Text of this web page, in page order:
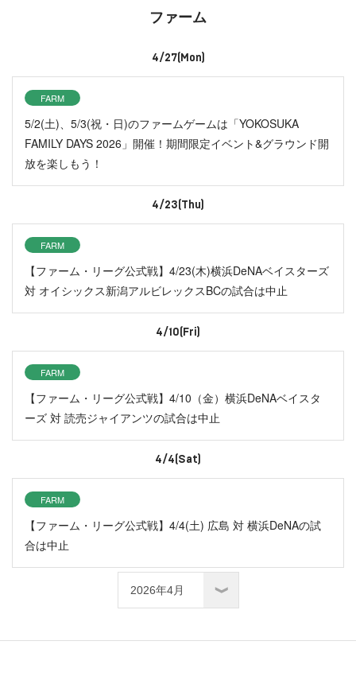
ファーム
4/27(Mon)
FARM
5/2(土)、5/3(祝・日)のファームゲームは「YOKOSUKA
FAMILY DAYS 2026」開催！期間限定イベント&グラウンド開
放を楽しもう！
4/23(Thu)
FARM
【ファーム・リーグ公式戦】4/23(木)横浜DeNAベイスターズ
対 オイシックス新潟アルビレックスBCの試合は中止
4/10(Fri)
FARM
【ファーム・リーグ公式戦】4/10（金）横浜DeNAベイスタ
ーズ 対 読売ジャイアンツの試合は中止
4/4(Sat)
FARM
【ファーム・リーグ公式戦】4/4(土) 広島 対 横浜DeNAの試
合は中止